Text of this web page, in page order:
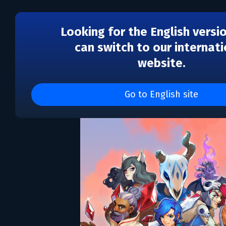
Looking for the English
can switch to our
website.
Go to English site
Wargroove